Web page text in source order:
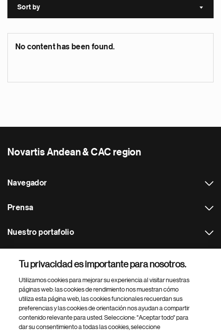
Sort by Sort
No content has been found.
Novartis Andean & CAC region
Navegador
Prensa
Nuestro portafolio
Footer Site Search
Tu privacidad es importante para nosotros.
Utilizamos cookies para mejorar su experiencia al visitar nuestras
páginas web: las cookies de rendimiento nos muestran cómo
utiliza esta página web, las cookies funcionales recuerdan sus
preferencias y las cookies de orientación nos ayudan a compartir
contenido relevante para usted. Seleccione: "Aceptar todo" para
dar su consentimiento a todas las cookies, seleccione